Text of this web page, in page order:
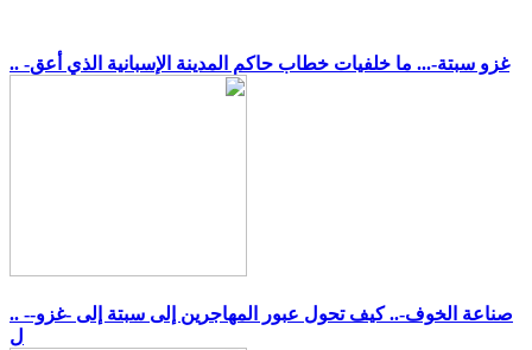
.. -غزو سبتة-... ما خلفيات خطاب حاكم المدينة الإسبانية الذي أعق
.. -صناعة الخوف-.. كيف تحول عبور المهاجرين إلى سبتة إلى -غزو-
ل